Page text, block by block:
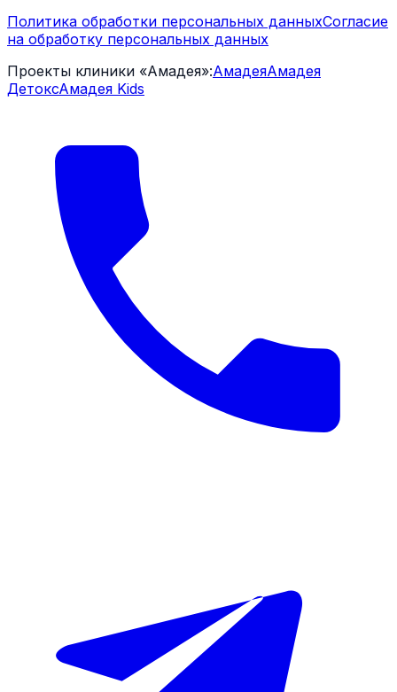
Политика обработки персональных данныхСогласие
на обработку персональных данных
Проекты клиники «Амадея»:АмадеяАмадея
ДетоксАмадея Kids